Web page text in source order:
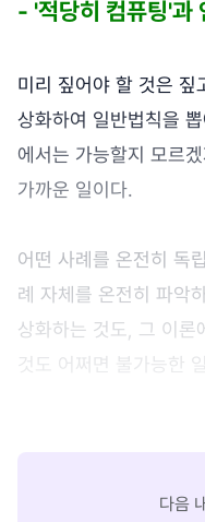
- '적당히 컴퓨팅'과
미리 짚어야 할 것은 짚
상화하여 일반법칙을
에서는 가능할지 모르
가까운 일이다.
어떤 사례를 온전히 독
례 자체를 온전히 파악
상화하는 것도, 그 이론
것도 어쩌면 불가능한
다음